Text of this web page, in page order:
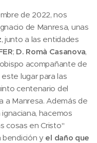
de 2022, nos
de Manresa, unas
, junto a las entidades
; D. Romà Casanova,
acompañante de
lugar para las
centenario del
a Manresa. Además de
hacemos
cosas en Cristo"
y el daño que